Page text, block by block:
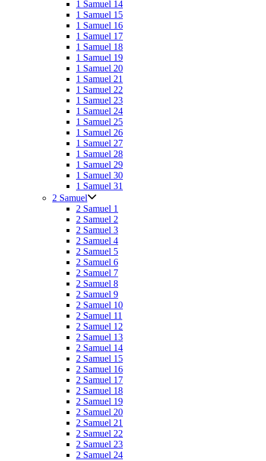
1 Samuel 14
1 Samuel 15
1 Samuel 16
1 Samuel 17
1 Samuel 18
1 Samuel 19
1 Samuel 20
1 Samuel 21
1 Samuel 22
1 Samuel 23
1 Samuel 24
1 Samuel 25
1 Samuel 26
1 Samuel 27
1 Samuel 28
1 Samuel 29
1 Samuel 30
1 Samuel 31
2 Samuel
2 Samuel 1
2 Samuel 2
2 Samuel 3
2 Samuel 4
2 Samuel 5
2 Samuel 6
2 Samuel 7
2 Samuel 8
2 Samuel 9
2 Samuel 10
2 Samuel 11
2 Samuel 12
2 Samuel 13
2 Samuel 14
2 Samuel 15
2 Samuel 16
2 Samuel 17
2 Samuel 18
2 Samuel 19
2 Samuel 20
2 Samuel 21
2 Samuel 22
2 Samuel 23
2 Samuel 24